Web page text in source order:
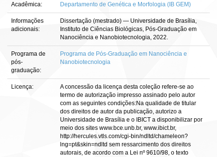
Acadêmica:
Departamento de Genética e Morfologia (IB GEM)
Informações
adicionais:
Dissertação (mestrado) — Universidade de Brasília,
Instituto de Ciências Biológicas, Pós-Graduação em
Nanociência e Nanobiotecnologia, 2022.
Programa de
pós-
graduação:
Programa de Pós-Graduação em Nanociência e
Nanobiotecnologia
Licença:
A concessão da licença desta coleção refere-se ao
termo de autorização impresso assinado pelo autor
com as seguintes condições:Na qualidade de titular
dos direitos de autor da publicação, autorizo a
Universidade de Brasília e o IBICT a disponibilizar por
meio dos sites www.bce.unb.br, www.ibict.br,
http://hercules.vtls.com/cgi-bin/ndltd/chameleon?
lng=pt&skin=ndltd sem ressarcimento dos direitos
autorais, de acordo com a Lei nº 9610/98, o texto